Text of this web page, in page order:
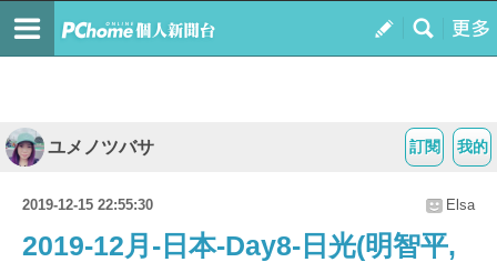
我的
訂閱
ユメノツバサ
2019-12-15 22:55:30 Elsa
2019-12月-日本-Day8-日光(明智平,